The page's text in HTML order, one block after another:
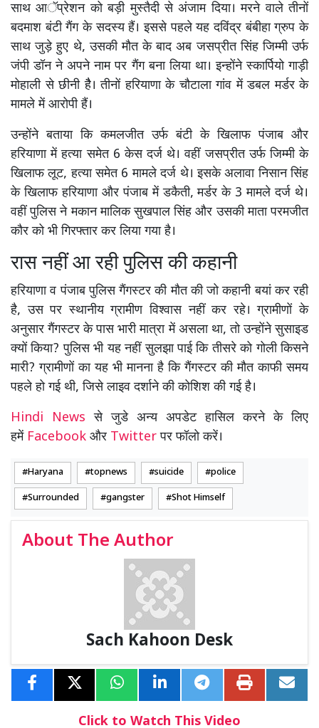
साथ आॅप्रेशन को बड़ी मुस्तैदी से अंजाम दिया। मरने वाले तीनों
बदमाश बंटी गैंग के सदस्य हैं। इससे पहले यह दविंद्र बंबीहा ग्रुप के
साथ जुड़े हुए थे, उसकी मौत के बाद अब जसप्रीत सिंह जिम्मी उर्फ
जंपी डॉन ने अपने नाम पर गैंग बना लिया था। इन्होंने स्कार्पियो गाड़ी
मोहाली से छीनी हैै। तीनों हरियाणा के चौटाला गांव में डबल मर्डर के
मामले में आरोपी हैं।
उन्होंने बताया कि कमलजीत उर्फ बंटी के खिलाफ पंजाब और
हरियाणा में हत्या समेत 6 केस दर्ज थे। वहीं जसप्रीत उर्फ जिम्मी के
खिलाफ लूट, हत्या समेत 6 मामले दर्ज थे। इसके अलावा निसान सिंह
के खिलाफ हरियाणा और पंजाब में डकैती, मर्डर के 3 मामले दर्ज थे।
वहीं पुलिस ने मकान मालिक सुखपाल सिंह और उसकी माता परमजीत
कौर को भी गिरफ्तार कर लिया गया है।
रास नहीं आ रही पुलिस की कहानी
हरियाणा व पंजाब पुलिस गैंगस्टर की मौत की जो कहानी बयां कर रही
है, उस पर स्थानीय ग्रामीण विश्वास नहीं कर रहे। ग्रामीणों के
अनुसार गैंगस्टर के पास भारी मात्रा में असला था, तो उन्होंने सुसाइड
क्यों किया? पुलिस भी यह नहीं सुलझा पाई कि तीसरे को गोली किसने
मारी? ग्रामीणों का यह भी मानना है कि गैंगस्टर की मौत काफी समय
पहले हो गई थी, जिसे लाइव दर्शाने की कोशिश की गई है।
Hindi Newsसे जुडे अन्य अपडेट हासिल करने के लिए
हमें Facebook और Twitterपर फॉलो करें।
Haryana topnews suicide police
Surrounded gangster Shot Himself
About The Author
Sach Kahoon Desk
Click to Watch This Video